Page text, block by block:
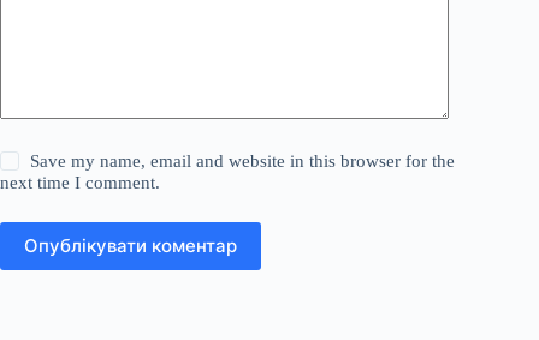
Save my name, email and website in this browser for the
next time I comment.
Опублікувати коментар